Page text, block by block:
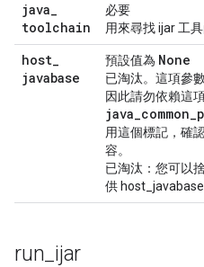
java_
toolchain
必要
用來尋找 ijar 工
host_
javabase
預設值為 None
已淘汰。這項參
因此請勿依賴這項
java_common_
用這個標記，確
容。
已淘汰：您可以
供
run ijar